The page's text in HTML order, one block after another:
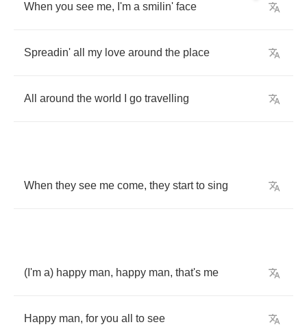
When you see me, I'm a smilin' face
Spreadin' all my love around the place
All around the world go travelling
When they see me come, they start to sing
( I'm a) happy man, happy man, that's me
Happy man, for you all to see